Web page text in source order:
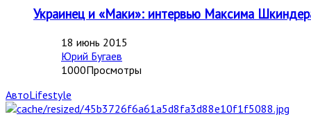
Украинец и «Маки»: интервью Максима
18 июнь 2015
Юрий Бугаев
1000Просмотры
АвтоLifestyle